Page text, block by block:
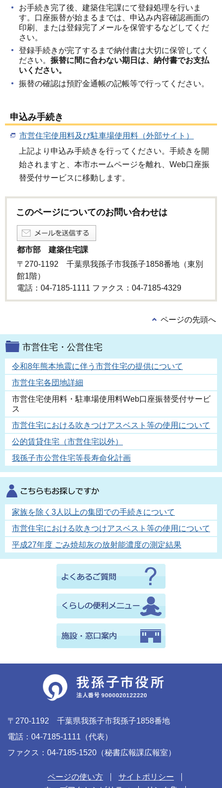
お手続き完了後、建築住宅課にて登録処理を行いま
す。口座振替が始まるまでは、申込み内容確認画面の
印刷、または登録完了メールを保管するなどしてくだ
さい。
登録手続きが完了するまで納付書は大切に保管してく
ださい。 振替に間に合わない期日は、納付書でお支払
いください。
振替の確認は預貯金通帳の記帳等で行ってください。
申込み手続き
市営住宅使用料及び駐車場使用料（外部サイト）
上記より申込み手続きを行ってください。手続きを開
始されますと、本市ホームページを離れ、Web口座振
替受付サービスに移動します。
このページについてのお問い合わせは
都市部 建築住宅課
〒270-1192 千葉県我孫子市我孫子1858番地（東別
館1階）
電話：04-7185-1111 ファクス：04-7185-4329
ページの先頭へ
市営住宅・公営住宅
令和8年熊本地震に伴う市営住宅の提供について
市営住宅各団地詳細
市営住宅使用料・駐車場使用料Web口座振替受付サービ
ス
市営住宅における吹きつけアスベスト等の使用について
公的賃貸住宅（市営住宅以外）
我孫子市公営住宅等長寿命化計画
家族を除く3人以上の集団での手続きについて
市営住宅における吹きつけアスベスト等の使用について
平成27年度 ごみ焼却灰の放射能濃度の測定結果
〒270-1192 千葉県我孫子市我孫子1858番地
電話：04-7185-1111（代表）
ファクス：04-7185-1520（秘書広報課広報室）
ページの使い方
サイトポリシー